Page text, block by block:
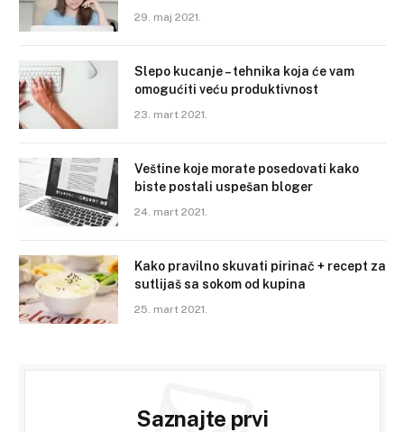
29. maj 2021.
Slepo kucanje – tehnika koja će vam
omogućiti veću produktivnost
23. mart 2021.
Veštine koje morate posedovati kako
biste postali uspešan bloger
24. mart 2021.
Kako pravilno skuvati pirinač + recept za
sutlijaš sa sokom od kupina
25. mart 2021.
Saznajte prvi